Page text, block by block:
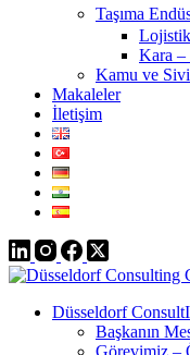
Taşıma
Lojistik
Kara –
Kamu ve
Makaleler
İletişim
Düsseldorf
Başkanın
Görevimiz –